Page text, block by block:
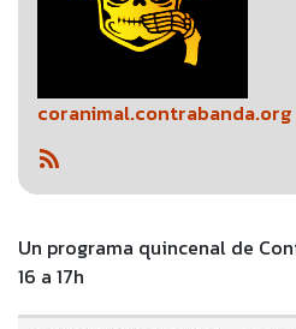
coranimal.contrabanda.org
Un programa quincenal de
16 a 17h